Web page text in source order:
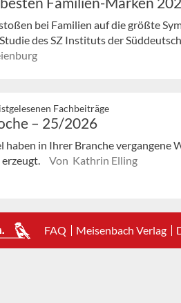
bei Familien auf die größte
des SZ Instituts der
Fachbeiträge
– 25/2026
haben in Ihrer Branche vergangene
Von Kathrin Elling
FAQ Meisenbach Verlag